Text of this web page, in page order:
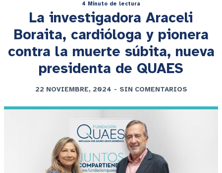
4 Minuto de lectura
La investigadora Araceli
Boraita, cardióloga y pionera
contra la muerte súbita, nueva
presidenta de QUAES
22 NOVIEMBRE, 2024 - SIN COMENTARIOS